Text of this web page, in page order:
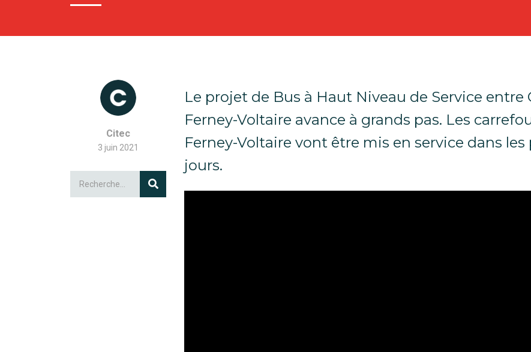
Citec
3 juin 2021
Le projet de Bus à Haut Niveau de Service entre
Ferney-Voltaire avance à grands pas. Les
Ferney-Voltaire vont être mis en service dans
jours.